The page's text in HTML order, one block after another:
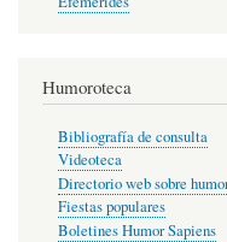
Humoroteca
Bibliografía de consulta
Videoteca
Directorio web sobre
Fiestas populares
Boletines Humor Sapiens